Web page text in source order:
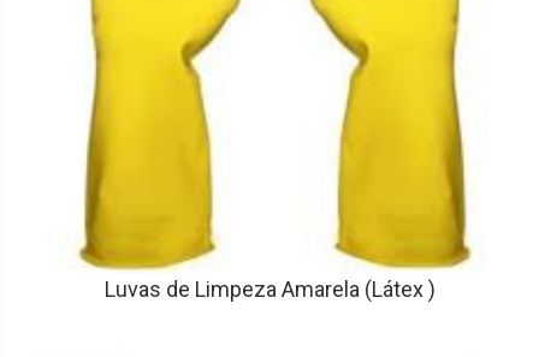
Luvas de Limpeza Amarela (Látex )